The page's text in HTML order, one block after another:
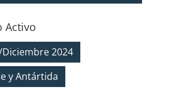
Activo
2024
y Antártida